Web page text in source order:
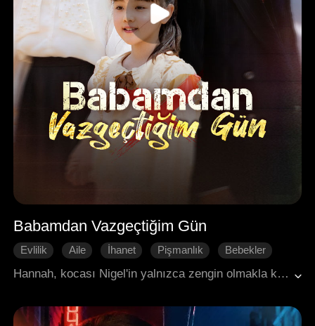
Babamdan Vazgeçtiğim Gün
Evlilik Aile İhanet Pişmanlık
Bebekler
Hannah, kocası Nigel'in yalnızca zengin olmakla kalmayıp ilk aşkını ve onun oğlunu kızları Xena'ya tercih ettiğini öğrendiğinde, bu evliliğin bittiğini anladı ve boşandı. Xena ise babasına son bir şans verdi. Ancak bu şans, onu nihai bir kalp kırıklığına sürükledi ve annesi Hannah'la birlikte babasını terk etmesine yol açtı. Nigel hatalarını çok geç fark etti. İyi bir baba olmak için çaresizce çabalasası da, Xena onu hayatından tamamen çıkarmaya kararlıydı.